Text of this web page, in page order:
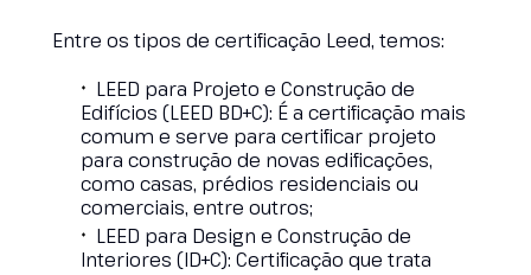
Entre os tipos de certificação Leed, temos:
LEED para Projeto e Construção de
Edifícios (LEED BD+C): É a certificação mais
comum e serve para certificar projeto
para construção de novas edificações,
como casas, prédios residenciais ou
comerciais, entre outros;
LEED para Design e Construção de
Interiores (ID+C): Certificação que trata